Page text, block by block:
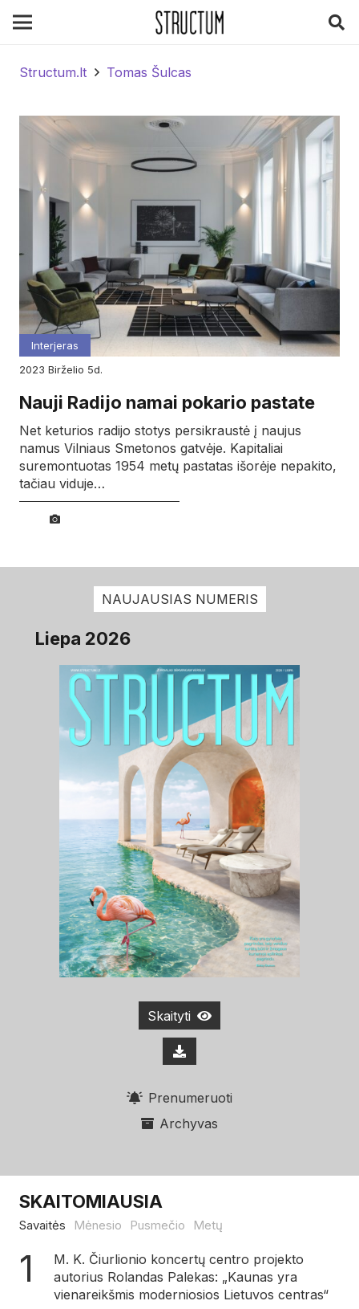
Structum.lt Tomas Šulcas
Interjeras
2023
birželio 5d.
Nauji Radijo namai pokario pastate
Net keturios radijo stotys persikraustė į naujus
namus Vilniaus Smetonos gatvėje. Kapitaliai
suremontuotas 1954 metų pastatas išorėje nepakito,
tačiau viduje…
NAUJAUSIAS NUMERIS
Liepa 2026
Skaityti
Prenumeruoti
Archyvas
SKAITOMIAUSIA
Savaitės Mėnesio Pusmečio Metų
M. K. Čiurlionio koncertų centro projekto
autorius Rolandas Palekas: „Kaunas yra
vienareikšmis moderniosios Lietuvos centras“